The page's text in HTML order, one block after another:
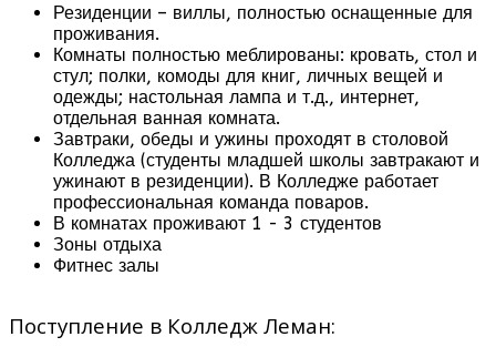
Резиденции – виллы, полностью оснащенные для
проживания.
Комнаты полностью меблированы: кровать, стол и
стул; полки, комоды для книг, личных вещей и
одежды; настольная лампа и т.д., интернет,
отдельная ванная комната.
Завтраки, обеды и ужины проходят в столовой
Колледжа (студенты младшей школы завтракают и
ужинают в резиденции). В Колледже работает
профессиональная команда поваров.
В комнатах проживают 1 - 3 студентов
Зоны отдыха
Фитнес залы
Поступление в Колледж Леман: